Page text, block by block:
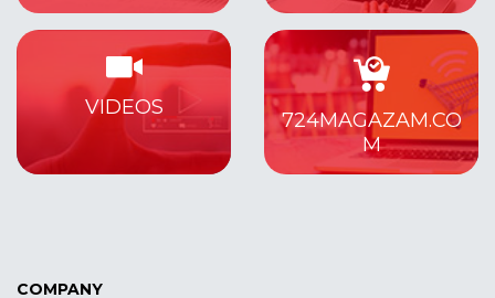
VIDEOS
724MAGAZAM.CO
M
COMPANY